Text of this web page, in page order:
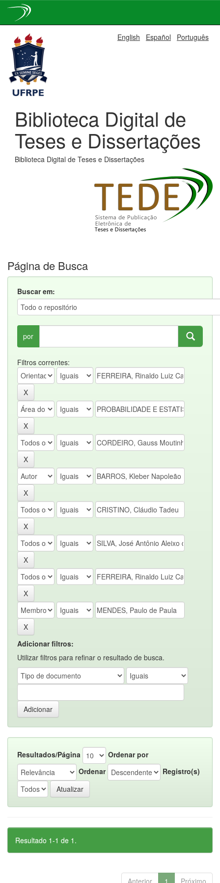
navigation
English Español Português
Biblioteca Digital de
Teses e Dissertações
Biblioteca Digital de Teses e Dissertações
Página de Busca
Buscar em:
por
Filtros correntes:
Adicionar filtros:
Utilizar filtros para refinar o resultado de busca.
Resultados/Página
Ordenar por
Ordenar
Registro(s)
Resultado 1-1 de 1.
Anterior 1 Próximo